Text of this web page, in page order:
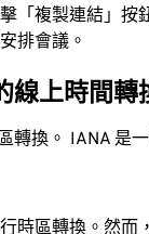
「複製連結」
排會議。
線上時間轉
轉換。 IANA 是
時區轉換。然